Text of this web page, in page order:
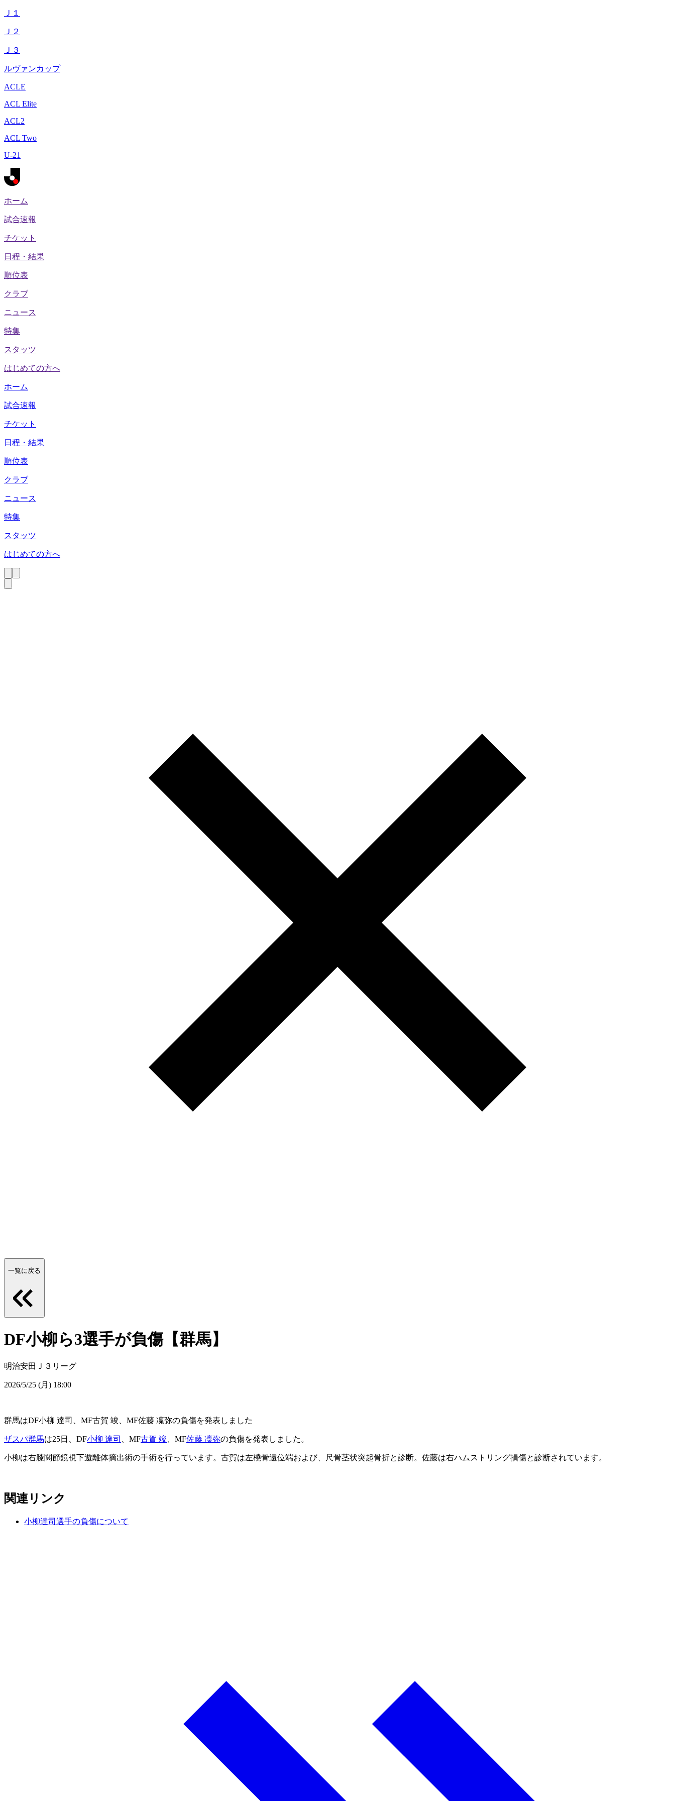
Ｊ１
Ｊ２
Ｊ３
ルヴァンカップ
ACLE
ACL Elite
ACL2
ACL Two
U-21
ホーム
試合速報
チケット
日程・結果
順位表
クラブ
ニュース
特集
スタッツ
はじめての方へ
ホーム
試合速報
チケット
日程・結果
順位表
クラブ
ニュース
特集
スタッツ
はじめての方へ
一覧に戻る
DF小柳ら3選手が負傷【群馬】
明治安田Ｊ３リーグ
2026/5/25 (月) 18:00
群馬はDF小柳 達司、MF古賀 竣、MF佐藤 凜弥の負傷を発表しました
ザスパ群馬は25日、DF小柳 達司 、MF古賀 竣 、MF佐藤 凜弥の負傷を発表しました。
小柳は右膝関節鏡視下遊離体摘出術の手術を行っています。古賀は左橈骨遠位端および、尺骨茎状突起骨折と診断。佐藤は右ハムストリング損傷と診断されています。
関連リンク
小柳達司選手の負傷について